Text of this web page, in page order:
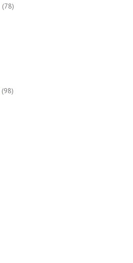
(78)
(98)